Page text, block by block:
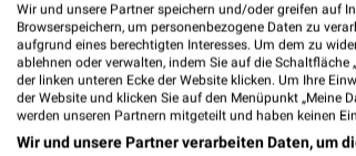
Wir und unsere Partner speichern und/oder greifen auf
Browserspeichern, um personenbezogene Daten zu
aufgrund eines berechtigten Interesses. Um dem zu
ablehnen oder verwalten, indem Sie auf die
der linken unteren Ecke der Website klicken. Um Ihre
der Website und klicken Sie auf den Menüpunkt „Meine
werden unseren Partnern mitgeteilt und haben keinen
Wir und unsere Partner verarbeiten Daten, um